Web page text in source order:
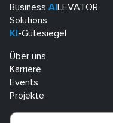
Business AI LEVATOR
Solutions
KI -Gütesiegel
Über uns
Karriere
Events
Projekte